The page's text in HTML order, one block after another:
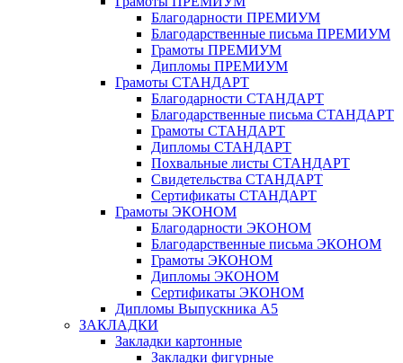
Благодарности ПРЕМИУМ
Благодарственные письма ПРЕМИУМ
Грамоты ПРЕМИУМ
Дипломы ПРЕМИУМ
Грамоты СТАНДАРТ
Благодарности СТАНДАРТ
Благодарственные письма СТАНДАРТ
Грамоты СТАНДАРТ
Дипломы СТАНДАРТ
Похвальные листы СТАНДАРТ
Свидетельства СТАНДАРТ
Сертификаты СТАНДАРТ
Грамоты ЭКОНОМ
Благодарности ЭКОНОМ
Благодарственные письма ЭКОНОМ
Грамоты ЭКОНОМ
Дипломы ЭКОНОМ
Сертификаты ЭКОНОМ
Дипломы Выпускника А5
ЗАКЛАДКИ
Закладки картонные
Закладки фигурные